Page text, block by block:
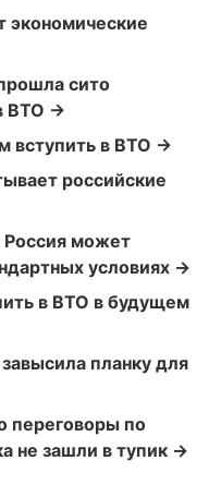
экономические
сито
ВТО →
вступить в ВТО →
российские
Россия может
условиях →
в ВТО в будущем
планку для
переговоры по
не зашли в тупик →